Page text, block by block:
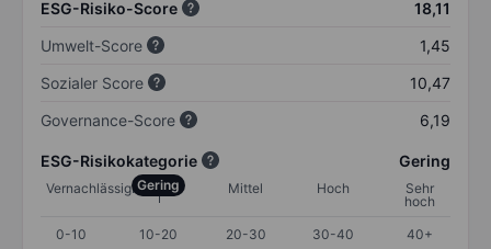
ESG-Risiko-Score
18,11
Umwelt-Score
1,45
Sozialer Score
10,47
Governance-Score
6,19
ESG-Risikokategorie Gering
VernachlässigbarGering Mittel Hoch
Sehr
hoch
0-10
10-20 20-30 30-40 40+